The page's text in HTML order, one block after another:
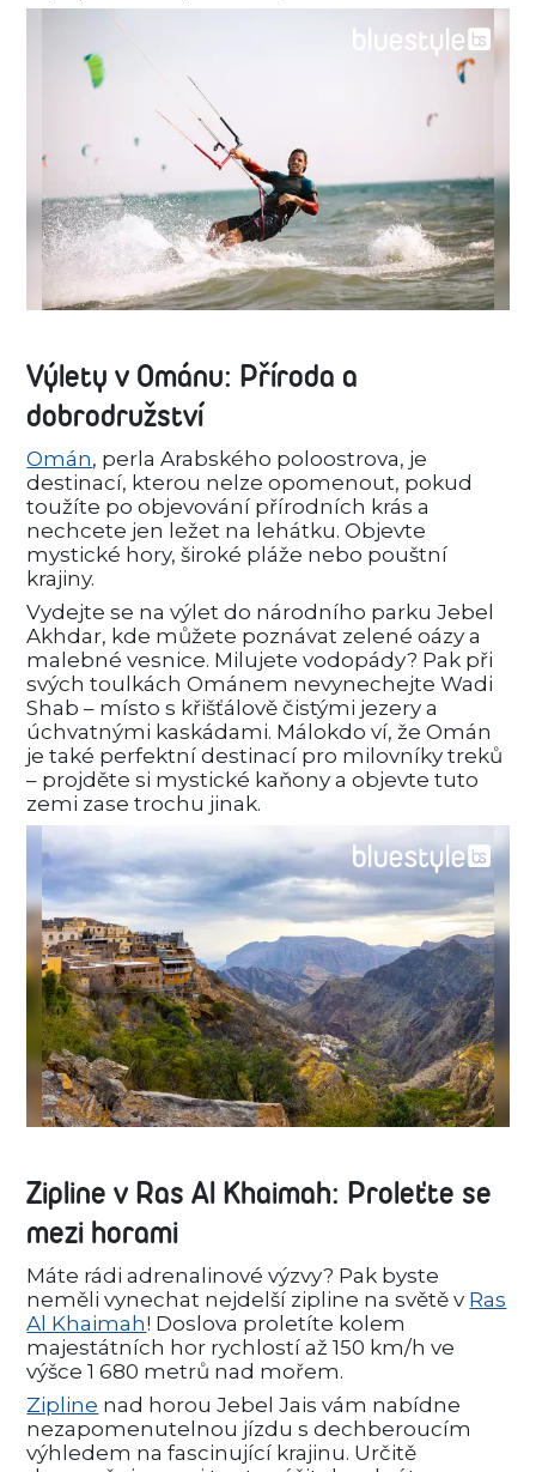
Výlety v Ománu: Příroda a
dobrodružství
Omán, perla Arabského poloostrova, je
destinací, kterou nelze opomenout, pokud
toužíte po objevování přírodních krás a
nechcete jen ležet na lehátku. Objevte
mystické hory, široké pláže nebo pouštní
krajiny.
Vydejte se na výlet do národního parku Jebel
Akhdar, kde můžete poznávat zelené oázy a
malebné vesnice. Milujete vodopády? Pak při
svých toulkách Ománem nevynechejte Wadi
Shab – místo s křišťálově čistými jezery a
úchvatnými kaskádami. Málokdo ví, že Omán
je také perfektní destinací pro milovníky treků
– projděte si mystické kaňony a objevte tuto
zemi zase trochu jinak.
Zipline v Ras Al Khaimah: Proleťte se
mezi horami
Máte rádi adrenalinové výzvy? Pak byste
neměli vynechat nejdelší zipline na světě v Ras
Al Khaimah! Doslova proletíte kolem
majestátních hor rychlostí až 150 km/h ve
výšce 1 680 metrů nad mořem.
Zipline nad horou Jebel Jais vám nabídne
nezapomenutelnou jízdu s dechberoucím
výhledem na fascinující krajinu. Určitě